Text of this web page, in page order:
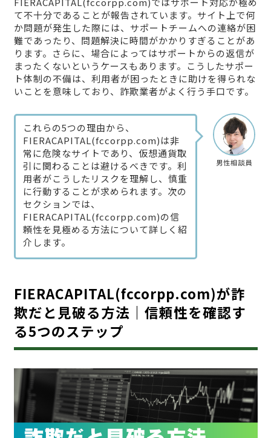
て不十分であることが報告されています。サイト上で何
か問題が発生した際には、サポートチームへの連絡が困
難であったり、問題解決に時間がかかりすぎることがあ
ります。さらに、場合によってはサポートからの返信が
まったくないというケースもあります。こうしたサポー
ト体制の不備は、利用者が困ったときに助けを得られな
いことを意味しており、詐欺業者がよく行う手口です。
男性相談員
これらの5つの理由から、
FIERACAPITAL(fccorpp.com)は非
常に危険なサイトであり、仮想通貨取
引に関わることは避けるべきです。利
用者がこうしたリスクを理解し、慎重
に行動することが求められます。次の
セクションでは、
FIERACAPITAL(fccorpp.com)の信
頼性を見極める方法について詳しく紹
介します。
FIERACAPITAL(fccorpp.com)が詐
欺だと見破る方法｜信頼性を確認す
る5つのステップ